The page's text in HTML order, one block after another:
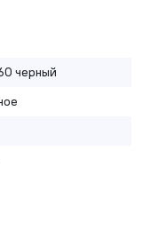
черный